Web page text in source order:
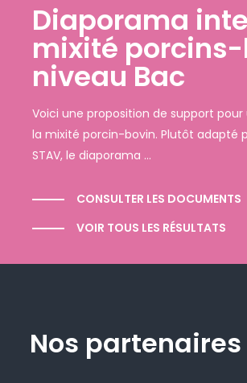
la
sur
ou des
Quelle
central
Recherche porcine
CONSULTER
VOIR TOUS
Nos